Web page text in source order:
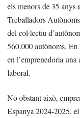
els menors de 35
Treballadors
del col·lectiu
560.000 autònoms. En
en l’emprenedoria
laboral.
No obstant això,
Espanya 2024-2025,